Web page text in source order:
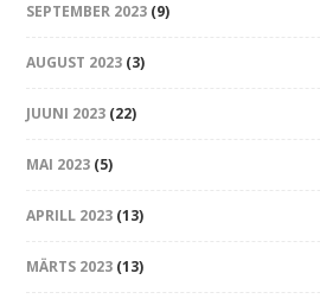
SEPTEMBER 2023 (9)
AUGUST 2023 (3)
JUUNI 2023 (22)
MAI 2023 (5)
APRILL 2023 (13)
MÄRTS 2023 (13)